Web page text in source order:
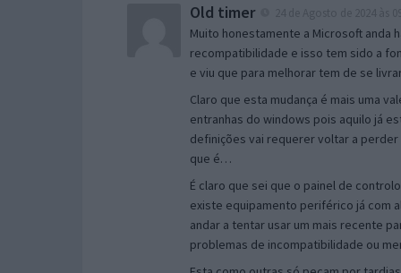
Old timer
Muito honestamente a Microsoft anda
recompatibilidade e isso tem sido a
e viu que para melhorar tem de se
Claro que esta mudança é mais uma
entranhas do windows pois aquilo já
definições vai requerer voltar a
que é…
É claro que sei que o painel de
existe equipamento periférico já com
andar a tentar usar um mais recente
problemas de incompatibilidade ou